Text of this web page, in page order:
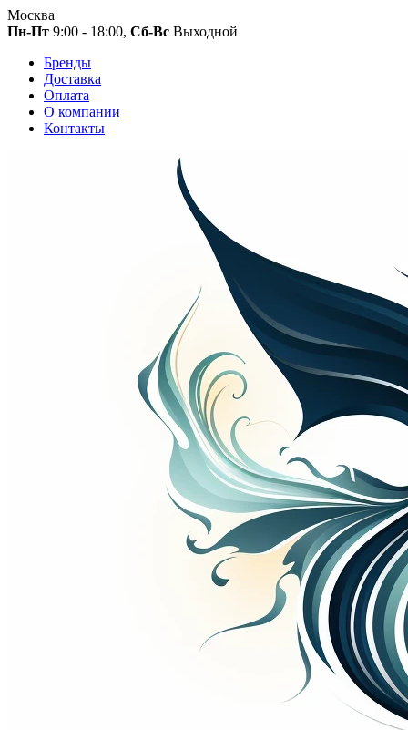
Москва
Пн-Пт 9:00 - 18:00, Сб-Вс Выходной
Бренды
Доставка
Оплата
О компании
Контакты